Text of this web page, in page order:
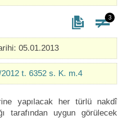
3
05.01.2013
t. 6352 s. K. m.4
yapılacak her türlü nakdî
tarafından uygun görülecek